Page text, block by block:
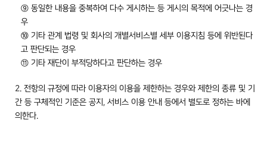
⑨ 동일한 내용을 중복하여 다수 게시하는 등 게시의 목적에 어긋나는 경
우
⑩ 기타 관계 법령 및 회사의 개별서비스별 세부 이용지침 등에 위반된다
고 판단되는 경우
⑪ 기타 재단이 부적당하다고 판단하는 경우
2. 전항의 규정에 따라 이용자의 이용을 제한하는 경우와 제한의 종류 및 기
간 등 구체적인 기준은 공지, 서비스 이용 안내 등에서 별도로 정하는 바에
의한다.